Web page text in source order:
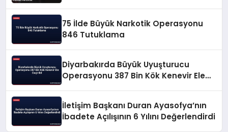
75 İlde Büyük Narkotik Operasyonu
846 Tutuklama
Diyarbakırda Büyük Uyuşturucu
Operasyonu 387 Bin Kök Kenevir Ele
İletişim Başkanı Duran Ayasofya’nın
İbadete Açılışının 6 Yılını Değerlendirdi